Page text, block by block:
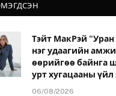
Тэйт МакРэй “Уран
нэг удаагийн
өөрийгөө байнга
урт хугацааны үйл
06/08/2026